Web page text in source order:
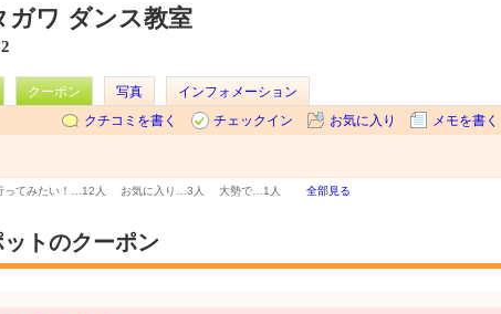
ガワ ダンス教室
クーポン 写真
インフォメーション
クチコミを書く
チェックイン お気に入り メモを書く
ってみたい！… 12人 お気に入り… 3人 大勢で… 1人 全部見る
トのクーポン